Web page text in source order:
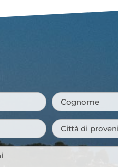
Cognome *
Città
di